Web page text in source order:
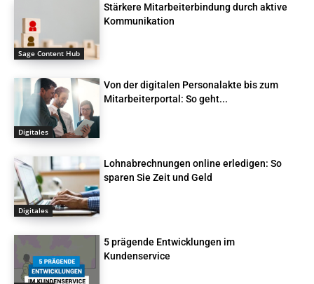
Sage Content Hub
Stärkere Mitarbeiterbindung durch aktive
Kommunikation
Digitales
Von der digitalen Personalakte bis zum
Mitarbeiterportal: So geht...
Digitales
Lohnabrechnungen online erledigen: So
sparen Sie Zeit und Geld
5 prägende Entwicklungen im
Kundenservice